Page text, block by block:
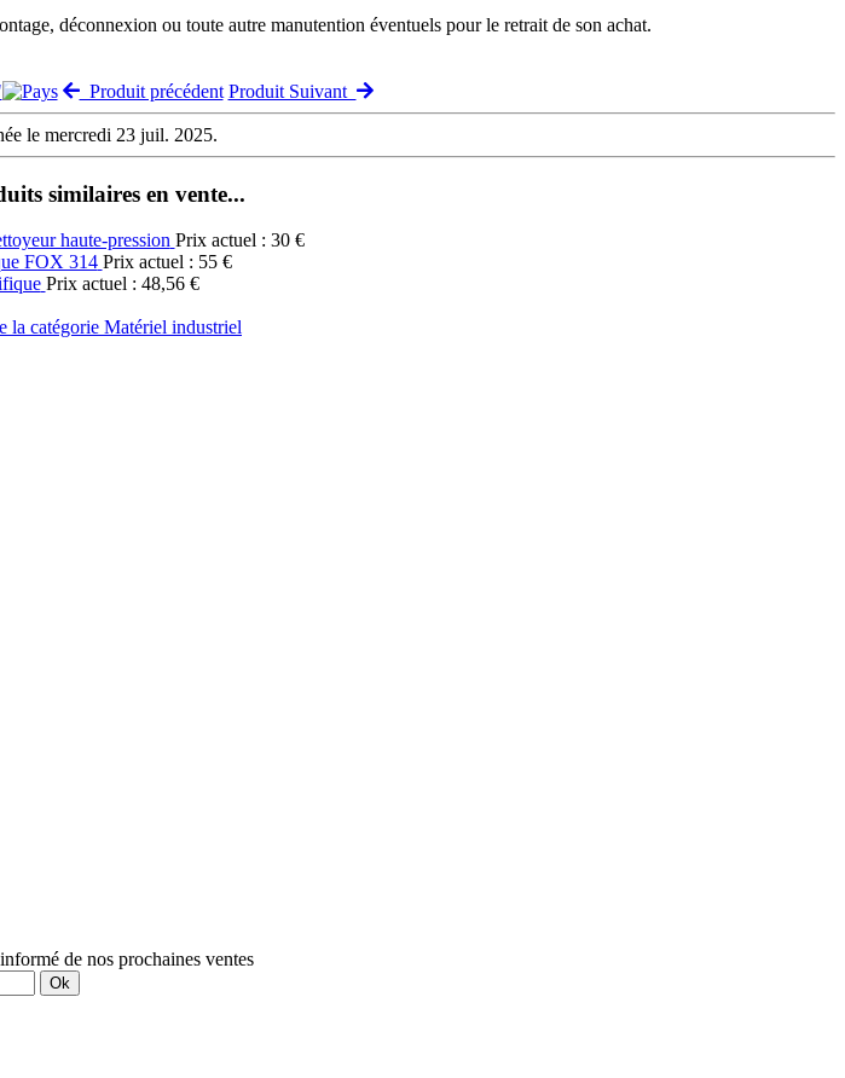
déconnexion ou toute autre manutention éventuels pour le retrait de son achat.
Produit précédent Produit Suivant
le mercredi 23 juil. 2025.
similaires en vente...
Prix actuel : 30 €
Prix actuel : 55 €
Prix actuel : 48,56 €
la catégorie Matériel industriel
de nos prochaines ventes
Ok